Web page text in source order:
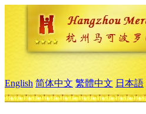
English 简体中文 繁體中文 日本語